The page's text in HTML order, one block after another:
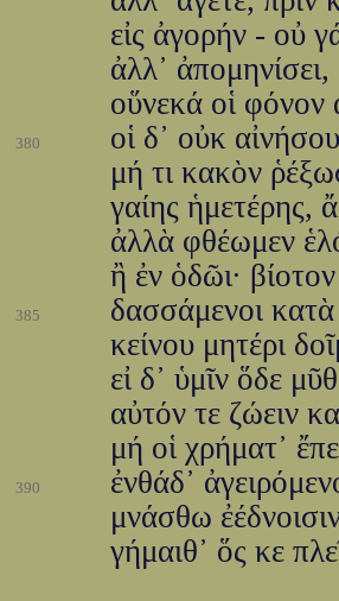
εἰς ἀγορήν - οὐ
ἀλλ᾽
οὕνεκά οἱ φόνον
380
οἱ δ᾽ οὐκ
μή τι κακὸν
γαίης ἡμετέρης,
ἀλλὰ φθέωμεν
ἢ ἐν ὁδῶι·
385
δασσάμενοι κατὰ
κείνου μητέρι
εἰ δ᾽ ὑμῖν ὅδε
αὐτόν τε ζώειν
μή οἱ χρήματ᾽
390
ἐνθάδ᾽
μνάσθω
γήμαιθ᾽ ὅς κε